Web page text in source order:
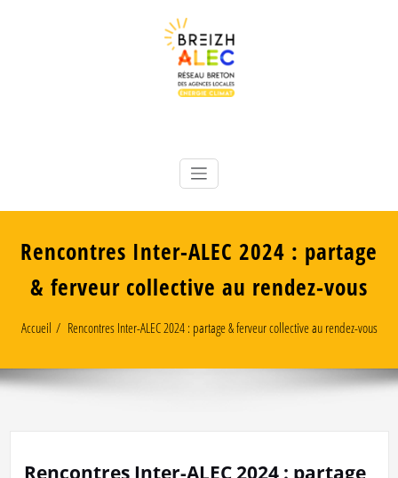
Rencontres Inter-ALEC 2024 : partage
& ferveur collective au rendez-vous
Accueil Rencontres Inter-ALEC 2024 : partage & ferveur collective au rendez-vous
Rencontres Inter-ALEC 2024 : partage